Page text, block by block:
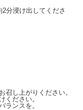
分浸け出してくださ
召し上がりください。
ください。
ランスを。